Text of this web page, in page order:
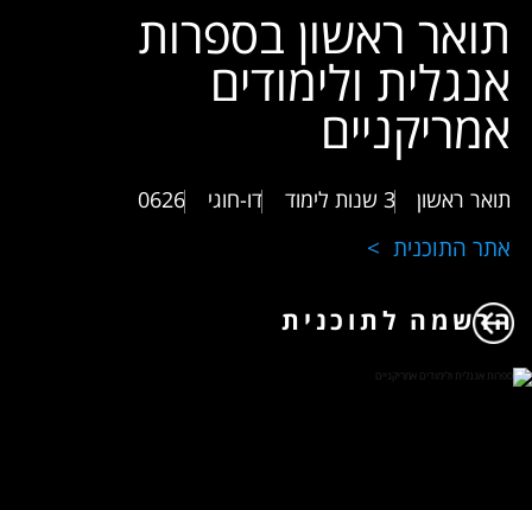
תואר ראשון בספרות
אנגלית ולימודים
אמריקניים
תואר ראשון 3 שנות לימוד דו-חוגי 0626
אתר התוכנית
הרשמה לתוכנית